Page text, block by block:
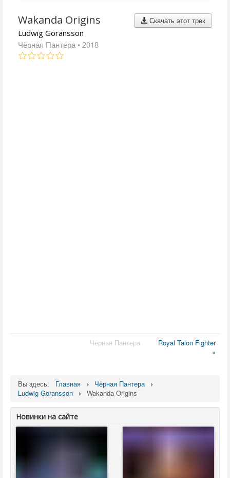
Скачать этот трек
Wakanda Origins
Ludwig Goransson
Чёрная Пантера • 2018
Чёрная Пантера
Royal Talon Fighter
»
Вы здесь: Главная
Чёрная Пантера
Ludwig Goransson
Wakanda Origins
Новинки на сайте